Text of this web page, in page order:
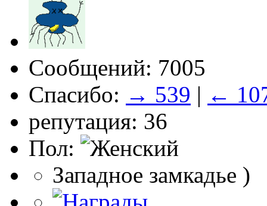
Сообщений: 7005
Спасибо: → 539 | ←
репутация: 36
Пол:
Западное замкадье )